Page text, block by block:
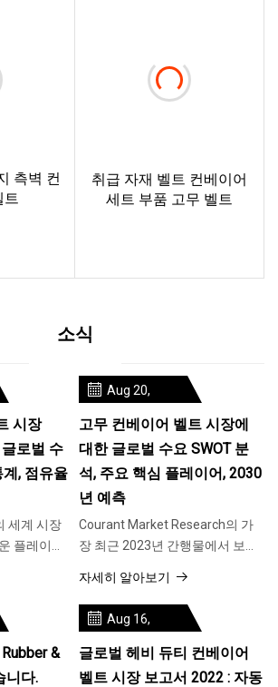
측벽 컨
트
취급 자재 벨트 컨베이어
세트 부품 고무 벨트
소식
시장
로벌 수
계, 점유율
세계 시장
플레이어
를 겪고 있
Aug 20,
고무 컨베이어 벨트 시장에
대한 글로벌 수요 SWOT 분
석, 주요 핵심 플레이어, 2030
년 예측
Courant Market Research의 가
장 최근 2023년 간행물에서 보고
시장을 위해 수행된 광범위한 연
구에 중점을 두고 있습니다. 이 연
구는 심층적인 내용을 포함합니
다.
자세히 알아보기
&
니다.
Aug 16,
글로벌 헤비 듀티 컨베이어
벨트 시장 보고서 2022 : 자동